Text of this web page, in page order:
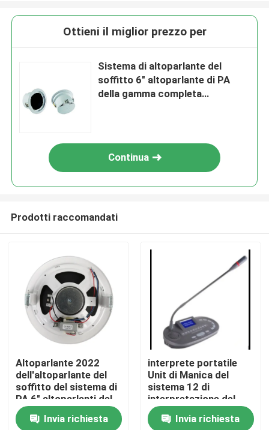
Ottieni il miglior prezzo per
Sistema di altoparlante del
soffitto 6" altoparlante di PA
della gamma completa
Continua
Prodotti raccomandati
Altoparlante 2022
dell'altoparlante del
soffitto del sistema di
PA 6" altoparlanti del
soffitto 1.5W-3W-6W
Invia richiesta
interprete portatile
Unit di Manica del
sistema 12 di
interpretazione del
sistema di
altoparlante di PA
Invia richiesta